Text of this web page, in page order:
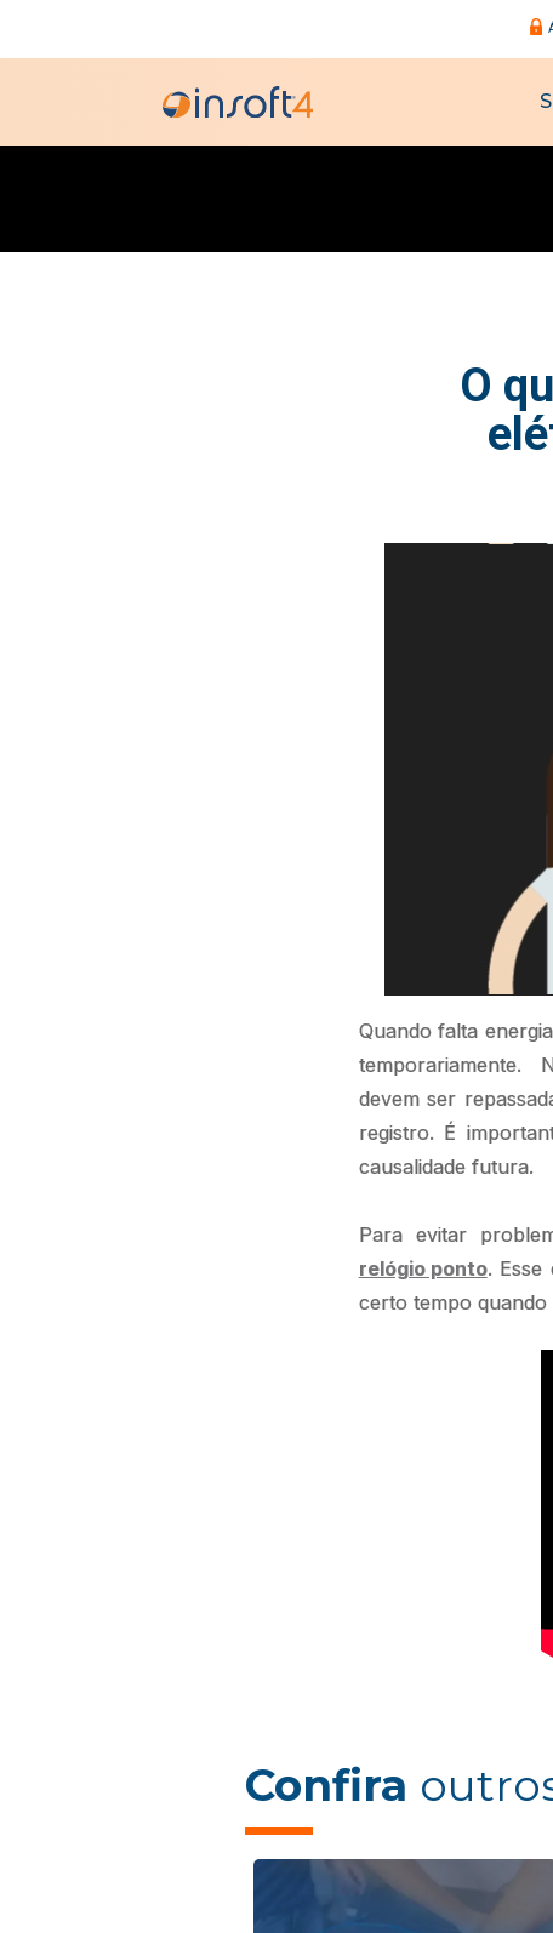
O
Quando falta
temporariamente.
devem ser
registro. É
causalidade futura.
Para evitar
relógio ponto. Esse
certo tempo
Confira